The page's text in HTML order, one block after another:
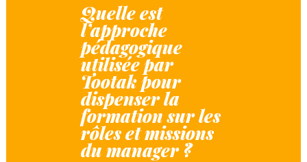
Quelle est
l’approche
pédagogique
utilisée par
Tootak pour
dispenser la
formation sur les
rôles et missions
du manager ?